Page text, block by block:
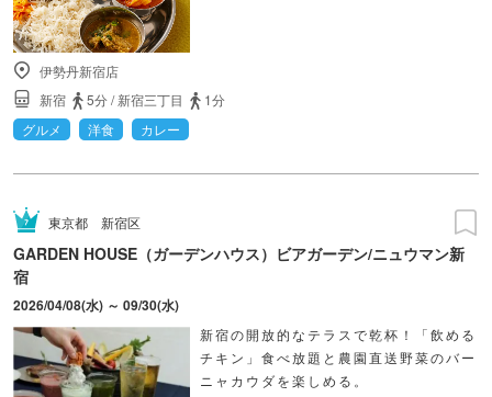
伊勢丹新宿店
新宿
5分/新宿三丁目
1分
グルメ
洋食 カレー
東京都 新宿区
GARDEN HOUSE（ガーデンハウス）ビアガーデン/ニュウマン新
宿
2026/04/08(水) ～ 09/30(水)
新宿の開放的なテラスで乾杯！「飲める
チキン」食べ放題と農園直送野菜のバー
ニャカウダを楽しめる。